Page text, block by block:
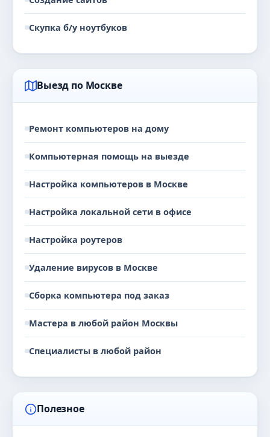
Скупка б/у ноутбуков
Выезд по Москве
Ремонт компьютеров на дому
Компьютерная помощь на выезде
Настройка компьютеров в Москве
Настройка локальной сети в офисе
Настройка роутеров
Удаление вирусов в Москве
Сборка компьютера под заказ
Мастера в любой район Москвы
Специалисты в любой район
Полезное